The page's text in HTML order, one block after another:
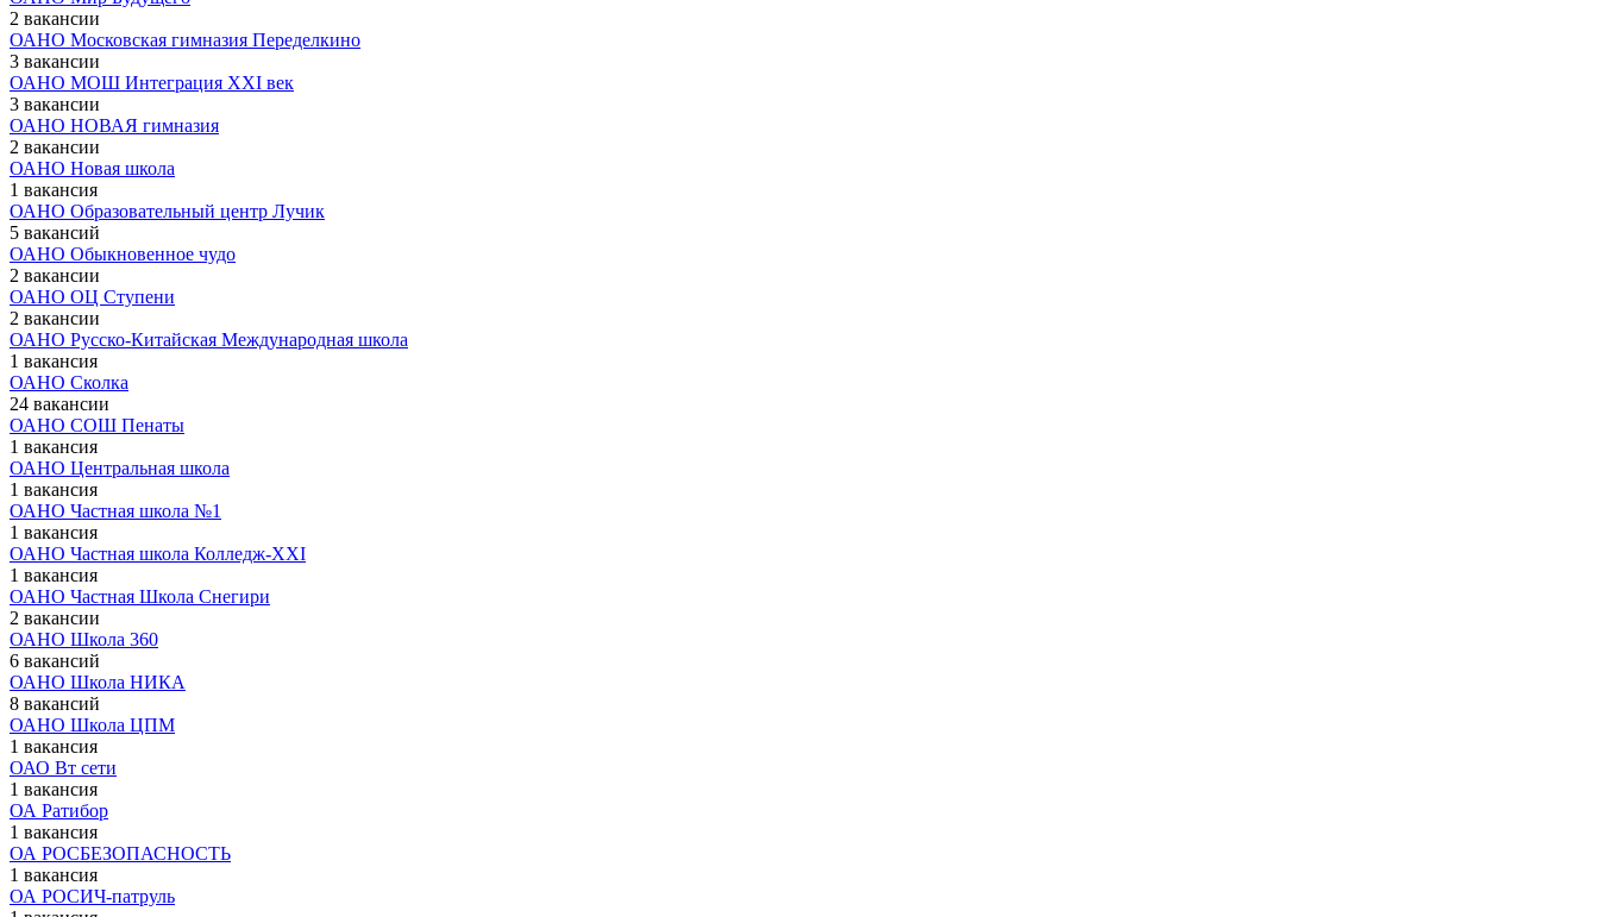
2 вакансии
ОАНО Московская гимназия Переделкино
3 вакансии
ОАНО МОШ Интеграция XXI век
3 вакансии
ОАНО НОВАЯ гимназия
2 вакансии
ОАНО Новая школа
1 вакансия
ОАНО Образовательный центр Лучик
5 вакансий
ОАНО Обыкновенное чудо
2 вакансии
ОАНО ОЦ Ступени
2 вакансии
ОАНО Русско-Китайская Международная школа
1 вакансия
ОАНО Сколка
24 вакансии
ОАНО СОШ Пенаты
1 вакансия
ОАНО Центральная школа
1 вакансия
ОАНО Частная школа №1
1 вакансия
ОАНО Частная школа Колледж-XXI
1 вакансия
ОАНО Частная Школа Снегири
2 вакансии
ОАНО Школа 360
6 вакансий
ОАНО Школа НИКА
8 вакансий
ОАНО Школа ЦПМ
1 вакансия
ОАО Вт сети
1 вакансия
ОА Ратибор
1 вакансия
ОА РОСБЕЗОПАСНОСТЬ
1 вакансия
ОА РОСИЧ-патруль